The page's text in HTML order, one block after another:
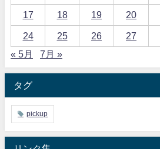
17 18 19 20
24 25 26 27
« 5月
7月 »
タグ
pickup